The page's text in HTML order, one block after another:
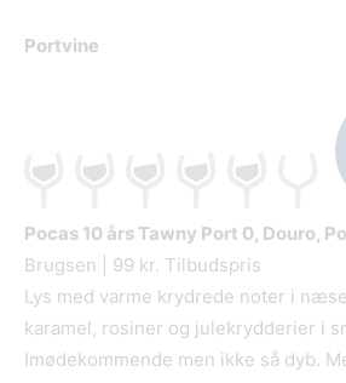
Portvine
Pocas 10 års Tawny Port 0, Douro,
Brugsen | 99 kr. Tilbudspris
Lys med varme krydrede noter i
karamel, rosiner og julekrydderier i
Imødekommende men ikke så dyb.